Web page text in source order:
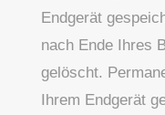
Endgerät
nach Ende Ihres
gelöscht.
Ihrem Endgerät